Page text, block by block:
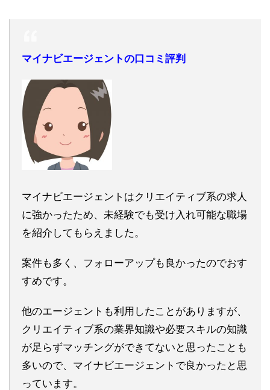
マイナビエージェントの口コミ評判
マイナビエージェントはクリエイティブ系の求人
に強かったため、未経験でも受け入れ可能な職場
を紹介してもらえました。
案件も多く、フォローアップも良かったのでおす
すめです。
他のエージェントも利用したことがありますが、
クリエイティブ系の業界知識や必要スキルの知識
が足らずマッチングができてないと思ったことも
多いので、マイナビエージェントで良かったと思
っています。